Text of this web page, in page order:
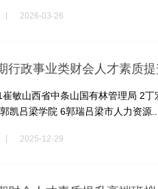
| 2026-03-26
行政事业类财会人才素质
敏山西省中条山国有林管理局 2
凯吕梁学院 6郭瑞吕梁市人力资源...
| 2025-12-29